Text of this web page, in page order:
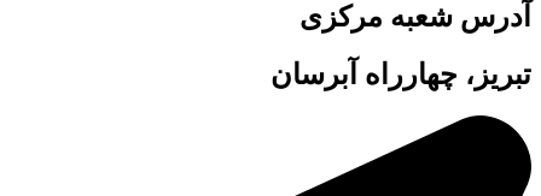
آدرس شعبه مرکزی
تبریز، چهارراه آبرسان